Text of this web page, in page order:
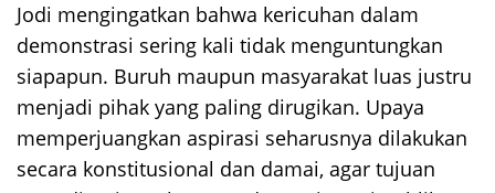
Jodi mengingatkan bahwa kericuhan dalam
demonstrasi sering kali tidak menguntungkan
siapapun. Buruh maupun masyarakat luas justru
menjadi pihak yang paling dirugikan. Upaya
memperjuangkan aspirasi seharusnya dilakukan
secara konstitusional dan damai, agar tujuan